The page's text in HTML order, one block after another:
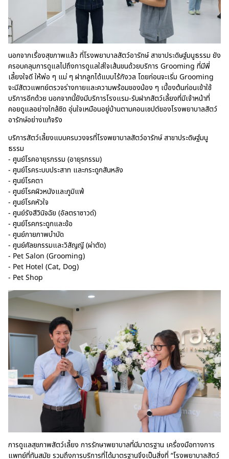
นอกจากเรื่องสุขภาพแล้ว ที่โรงพยาบาลสัตว์อารักษ์ สาขาประดิษฐ์มนูธรรม ยัง
ครอบคลุมการดูแลไปถึงการดูแลใส่ใจเส้นขนด้วยบริการ Grooming ที่มีพี่
เลี้ยงใจดี ให้พ่อ ๆ แม่ ๆ ฝากลูกได้แบบไร้กังวล โดยก่อนจะเริ่ม Grooming
จะมีสัตวแพทย์ตรวจร่างกายและความพร้อมของน้อง ๆ เบื้องต้นก่อนเข้าใช้
บริการอีกด้วย นอกจากนี้ยังมีบริการโรงแรม-รับฝากสัตว์เลี้ยงที่มีเจ้าหน้าที่
คอยดูแลอย่างใกล้ชิด อุ่นใจเหมือนอยู่บ้านตามคอนเซปต์ของโรงพยาบาลสัตว์
อารักษ์อย่างแท้จริง
บริการสัตว์เลี้ยงแบบครบวงจรที่โรงพยาบาลสัตว์อารักษ์ สาขาประดิษฐ์มนู
ธรรม
- ศูนย์โรคอายุรกรรม (อายุรกรรม)
- ศูนย์โรคระบบประสาท และกระดูกสันหลัง
- ศูนย์โรคตา
- ศูนย์โรคผิวหนังและภูมิแพ้
- ศูนย์โรคหัวใจ
- ศูนย์รังสีวินิจฉัย (อัลตราซาวด์)
- ศูนย์โรคกระดูกและข้อ
- ศูนย์กายภาพบำบัด
- ศูนย์ศัลยกรรมและวิสัญญี (ผ่าตัด)
- Pet Salon (Grooming)
- Pet Hotel (Cat, Dog)
- Pet Shop
การดูแลสุขภาพสัตว์เลี้ยง การรักษาพยาบาลที่มีมาตรฐาน เครื่องมือทางการ
แพทย์ที่ทันสมัย รวมถึงการบริการที่ได้มาตรฐานจึงเป็นสิ่งที่ “โรงพยาบาลสัตว์